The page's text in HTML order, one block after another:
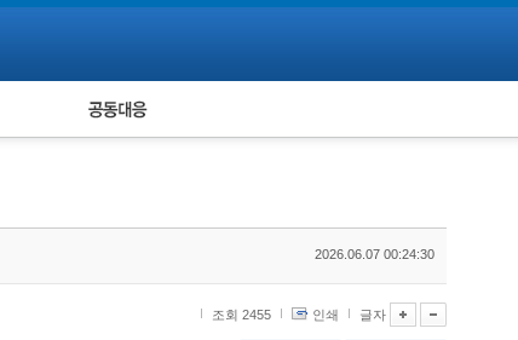
피해자 공동대응
2026.06.07 00:24:30
조회 2455 인쇄 글자